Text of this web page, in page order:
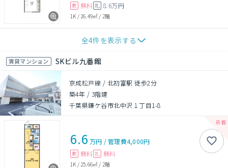
敷 無料 礼 8.6万円
1K /26.49㎡ / 2階
全4件を表示する
賃貸マンション SKビル九番館
京成松戸線 / 北初富駅 徒歩2分
築4年 / 3階建
千葉県鎌ケ谷市北中沢１丁目1-8
6.6 万円 /管理費4,000円
敷 無料 礼 無料
1K / 25.66㎡ / 2階